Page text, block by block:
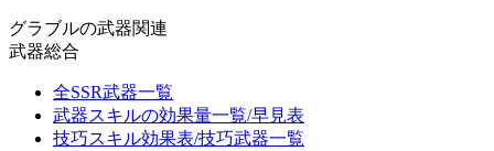
グラブルの武器関連
武器総合
全SSR武器一覧
武器スキルの効果量一覧/早見表
技巧スキル効果表/技巧武器一覧